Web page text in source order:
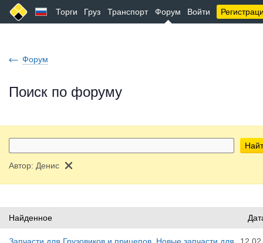
Торги Груз Транспорт Форум Войти
Форум
Поиск по форуму
Автор: Денис
Найденное